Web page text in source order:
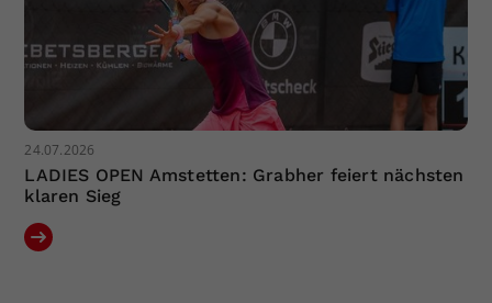
24.07.2026
LADIES OPEN Amstetten: Grabher feiert nächsten
klaren Sieg